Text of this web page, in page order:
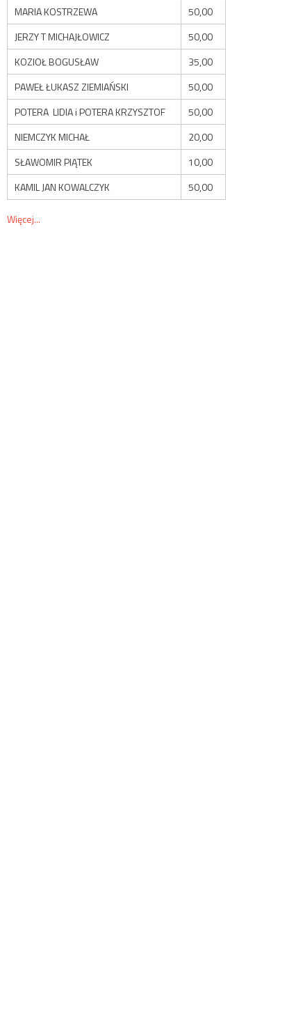
MARIA KOSTRZEWA
50,00
JERZY T MICHAJŁOWICZ
50,00
KOZIOŁ BOGUSŁAW
35,00
PAWEŁ ŁUKASZ ZIEMIAŃSKI
50,00
POTERA LIDIA i POTERA KRZYSZTOF
50,00
NIEMCZYK MICHAŁ
20,00
SŁAWOMIR PIĄTEK
10,00
KAMIL JAN KOWALCZYK
50,00
Więcej...